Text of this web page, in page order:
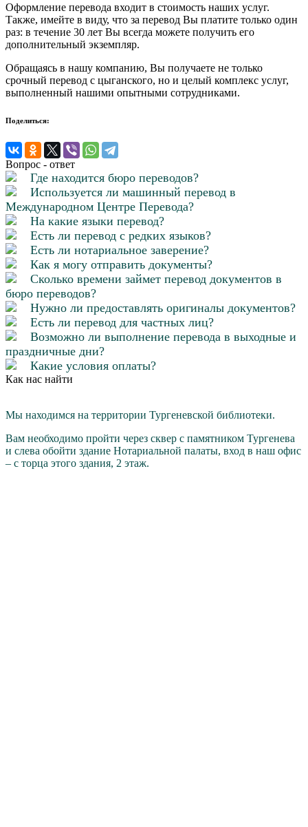
Оформление перевода входит в стоимость наших услуг.
Также, имейте в виду, что за перевод Вы платите только один
раз: в течение 30 лет Вы всегда можете получить его
дополнительный экземпляр.
Обращаясь в нашу компанию, Вы получаете не только
срочный перевод с цыганского, но и целый комплекс услуг,
выполненный нашими опытными сотрудниками.
Поделиться:
Вопрос - ответ
Где находится бюро переводов?
Используется ли машинный перевод в
Международном Центре Перевода?
На какие языки перевод?
Есть ли перевод с редких языков?
Есть ли нотариальное заверение?
Как я могу отправить документы?
Сколько времени займет перевод документов в
бюро переводов?
Нужно ли предоставлять оригиналы документов?
Есть ли перевод для частных лиц?
Возможно ли выполнение перевода в выходные и
праздничные дни?
Какие условия оплаты?
Как нас найти
Мы находимся на территории Тургеневской библиотеки.
Вам необходимо пройти через cквер с памятником Тургенева
и слева обойти здание Нотариальной палаты, вход в наш офис
– с торца этого здания, 2 этаж.